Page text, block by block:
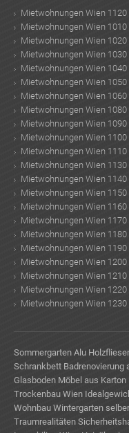
Mietwohnungen Wien
Mietwohnungen Wien 1010
Mietwohnungen Wien
Mietwohnungen Wien
Mietwohnungen Wien 1040
Mietwohnungen Wien 1050
Mietwohnungen Wien
Mietwohnungen Wien
Mietwohnungen Wien 1090
Mietwohnungen Wien 1100
Mietwohnungen Wien
Mietwohnungen Wien
Mietwohnungen Wien 1140
Mietwohnungen Wien
Mietwohnungen Wien 1160
Mietwohnungen Wien 1170
Mietwohnungen Wien 1180
Mietwohnungen Wien 1190
Mietwohnungen Wien 1200
Mietwohnungen Wien
Mietwohnungen Wien
Mietwohnungen Wien
Sommergarten Alu
Schrankbett Badrenovierung
Glasboden Möbel aus Karton
Trockenbau Wien
Wohnbau Wintergarten
Traumrealitäten